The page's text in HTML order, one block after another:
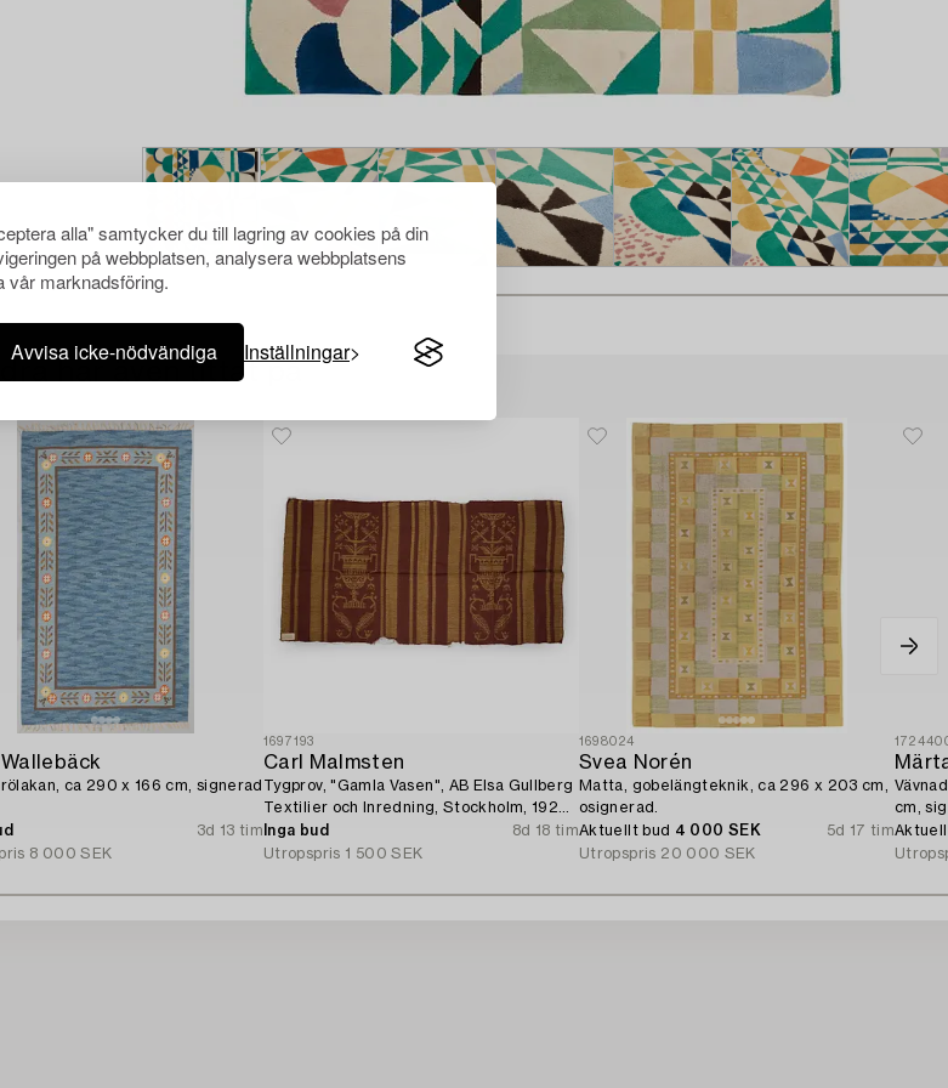
alla" samtycker du till lagring av cookies på din
på webbplatsen, analysera webbplatsens
vår marknadsföring.
Avvisa icke-nödvändiga Inställningar
har även tittat på
ca 290 x 166 cm, signerad
3d 13 tim
8 000 SEK
1697193
Carl Malmsten
Tygprov, "Gamla Vasen", AB Elsa Gullberg
Textilier och Inredning, Stockholm, 1920-
tal.
Inga bud
8d 18 tim
Utropspris 1 500 SEK
1698024
Svea Norén
Matta, gobelängteknik, ca 296 x 203 cm,
osignerad.
Aktuellt bud 4 000 SEK
5d 17 tim
Utropspris 20 000 SEK
cm,